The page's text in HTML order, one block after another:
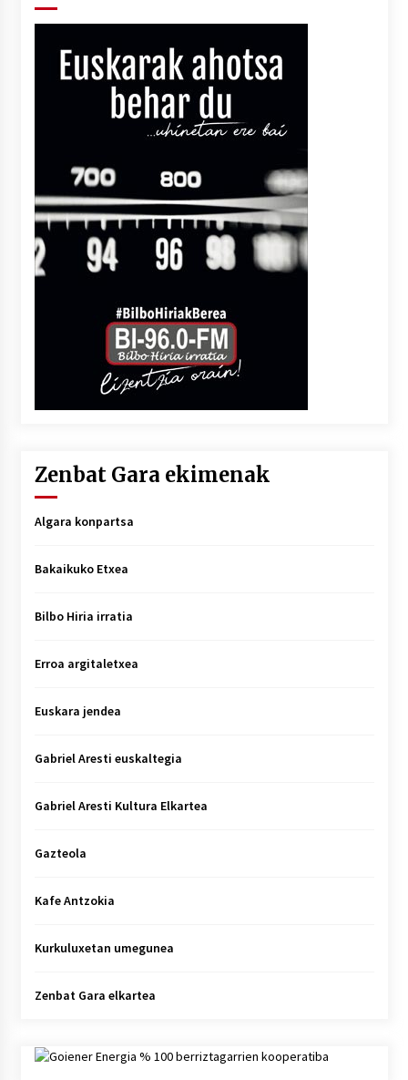
Zenbat Gara ekimenak
Algara konpartsa
Bakaikuko Etxea
Bilbo Hiria irratia
Erroa argitaletxea
Euskara jendea
Gabriel Aresti euskaltegia
Gabriel Aresti Kultura Elkartea
Gazteola
Kafe Antzokia
Kurkuluxetan umegunea
Zenbat Gara elkartea